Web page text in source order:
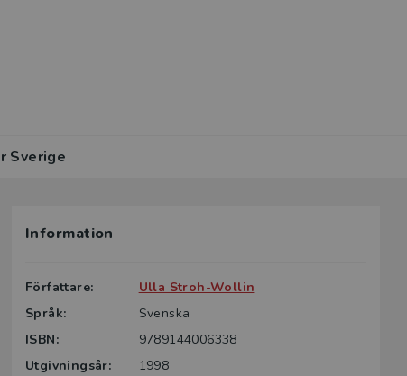
Sverige
Information
Författare:
Ulla Stroh-Wollin
Språk:
Svenska
ISBN:
9789144006338
Utgivningsår:
1998